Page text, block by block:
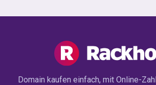
Domain kaufen einfach, mit Online-